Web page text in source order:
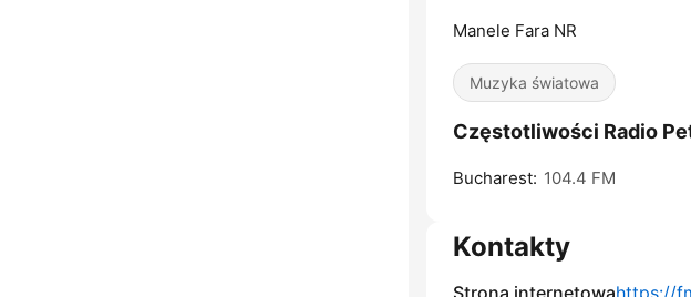
Manele Fara NR
Muzyka światowa
Częstotliwości Radio
Bucharest: 104.4 FM
Kontakty